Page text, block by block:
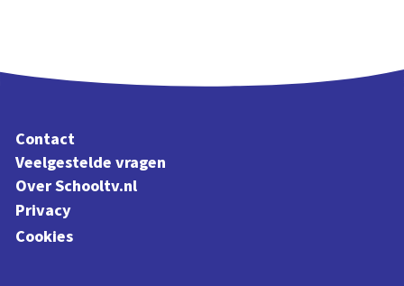
Contact
Veelgestelde vragen
Over Schooltv.nl
Privacy
Cookies